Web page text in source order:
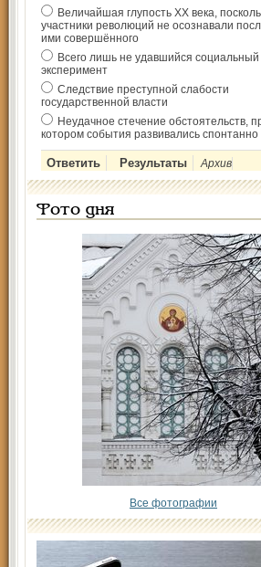
Величайшая глупость ХХ века,
участники революций не осознавали
ими совершённого
Всего лишь не удавшийся социальный
эксперимент
Следствие преступной слабости
государственной власти
Неудачное стечение обстоятельств,
котором события развивались спонтанно
Архив
Фото дня
Все фотографии